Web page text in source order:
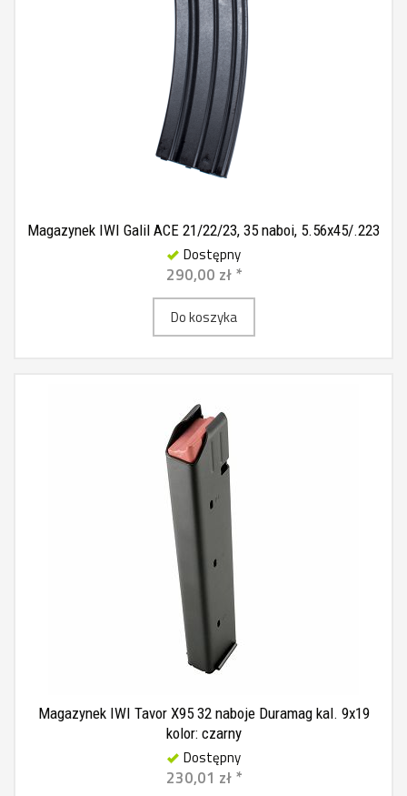
Magazynek IWI Galil ACE 21/22/23, 35 naboi, 5.56x45/.223
Dostępny
290,00 zł *
Do koszyka
Magazynek IWI Tavor X95 32 naboje Duramag kal. 9x19
kolor: czarny
Dostępny
230,01 zł *